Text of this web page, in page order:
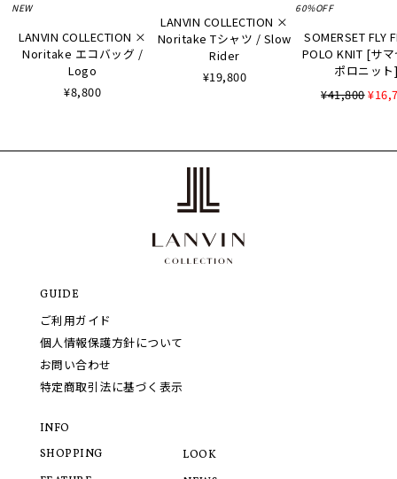
NEW
LANVIN COLLECTION ×
Noritake エコバッグ /
Logo
¥8,800
LANVIN COLLECTION ×
Noritake Tシャツ / Slow
Rider
¥19,800
60%OFF
SOMERSET FLY
POLO KNIT [サ
ポロニッ
¥41,800
GUIDE
ご利用ガイド
個人情報保護方針について
お問い合わせ
特定商取引法に基づく表示
INFO
SHOPPING
LOOK